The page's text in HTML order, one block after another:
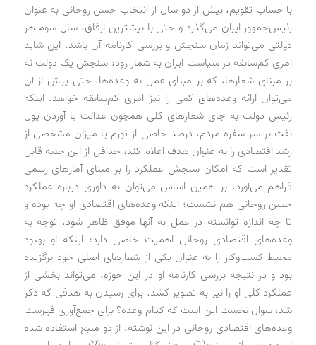
با حساب تقویم، بیش از دو سال از انتخاب حسن روحانی به عنوان
رئیس‌جمهور ایران می‌گذرد و حتی با بیشترین ارفاق، سال سوم هر
دولتی می‌تواند زمان سنجش و بررسی کارنامه آن باشد. این شاید
امری کم‌سابقه در سیاست ایران به شمار رود: سنجش یک دولت نه
بر مبنای شعارها، که بر مبنای عمل به وعده‌ها. حتی پیش از آن
می‌توان ارائه وعده‌های کمی را نیز امری کم‌سابقه خواهد. اینکه
رئیس دولت به جای شعارهای کلی همچون عدالت یا آوردن پول
نفت بر سر سفره مردم، درصد خاصی از تورم یا میزان مشخصی از
رشد اقتصادی را به عنوان هدف اعلام کند، حداقل از این جنبه قابل
‌تقدیر است که امکان سنجش عملکرد را بر مبنای آمارهای رسمی
فراهم می‌آورد. بر همین اساس می‌توان به داوری درباره عملکرد
حسن روحانی هم نشست؛ اینکه وعده‌های اقتصادی او چه بوده و
تا چه اندازه توانسته در عمل به آنها موفق ظاهر شود. توجه به
وعده‌های اقتصادی روحانی اهمیت خاصی دارد؛ اینکه او بهبود
محیط کسب‌و‌کار را به عنوان یکی از شعارهای اصلی خود برگزیده
بود و در نتیجه بررسی کارنامه او در این حوزه، می‌تواند بخشی از
عملکرد کلی او را نیز به تصویر کشد. برای رسیدن به هدفی که ذکر
شد، سوال نخست این است که کدام وعده؟ برای جمع‌آوری فهرست
وعده‌های اقتصادی روحانی در این نوشته، از دو منبع استفاده شده